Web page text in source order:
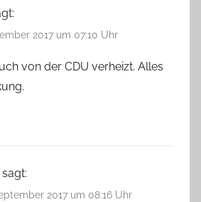
2017 um 07:10 Uhr
von der CDU verheizt. Alles
sagt:
2017 um 08:16 Uhr